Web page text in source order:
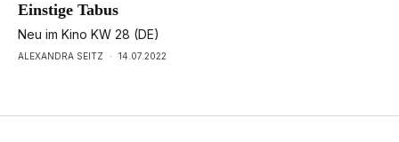
Einstige Tabus
Neu im Kino KW 28 (DE)
ALEXANDRA SEITZ · 14.07.2022